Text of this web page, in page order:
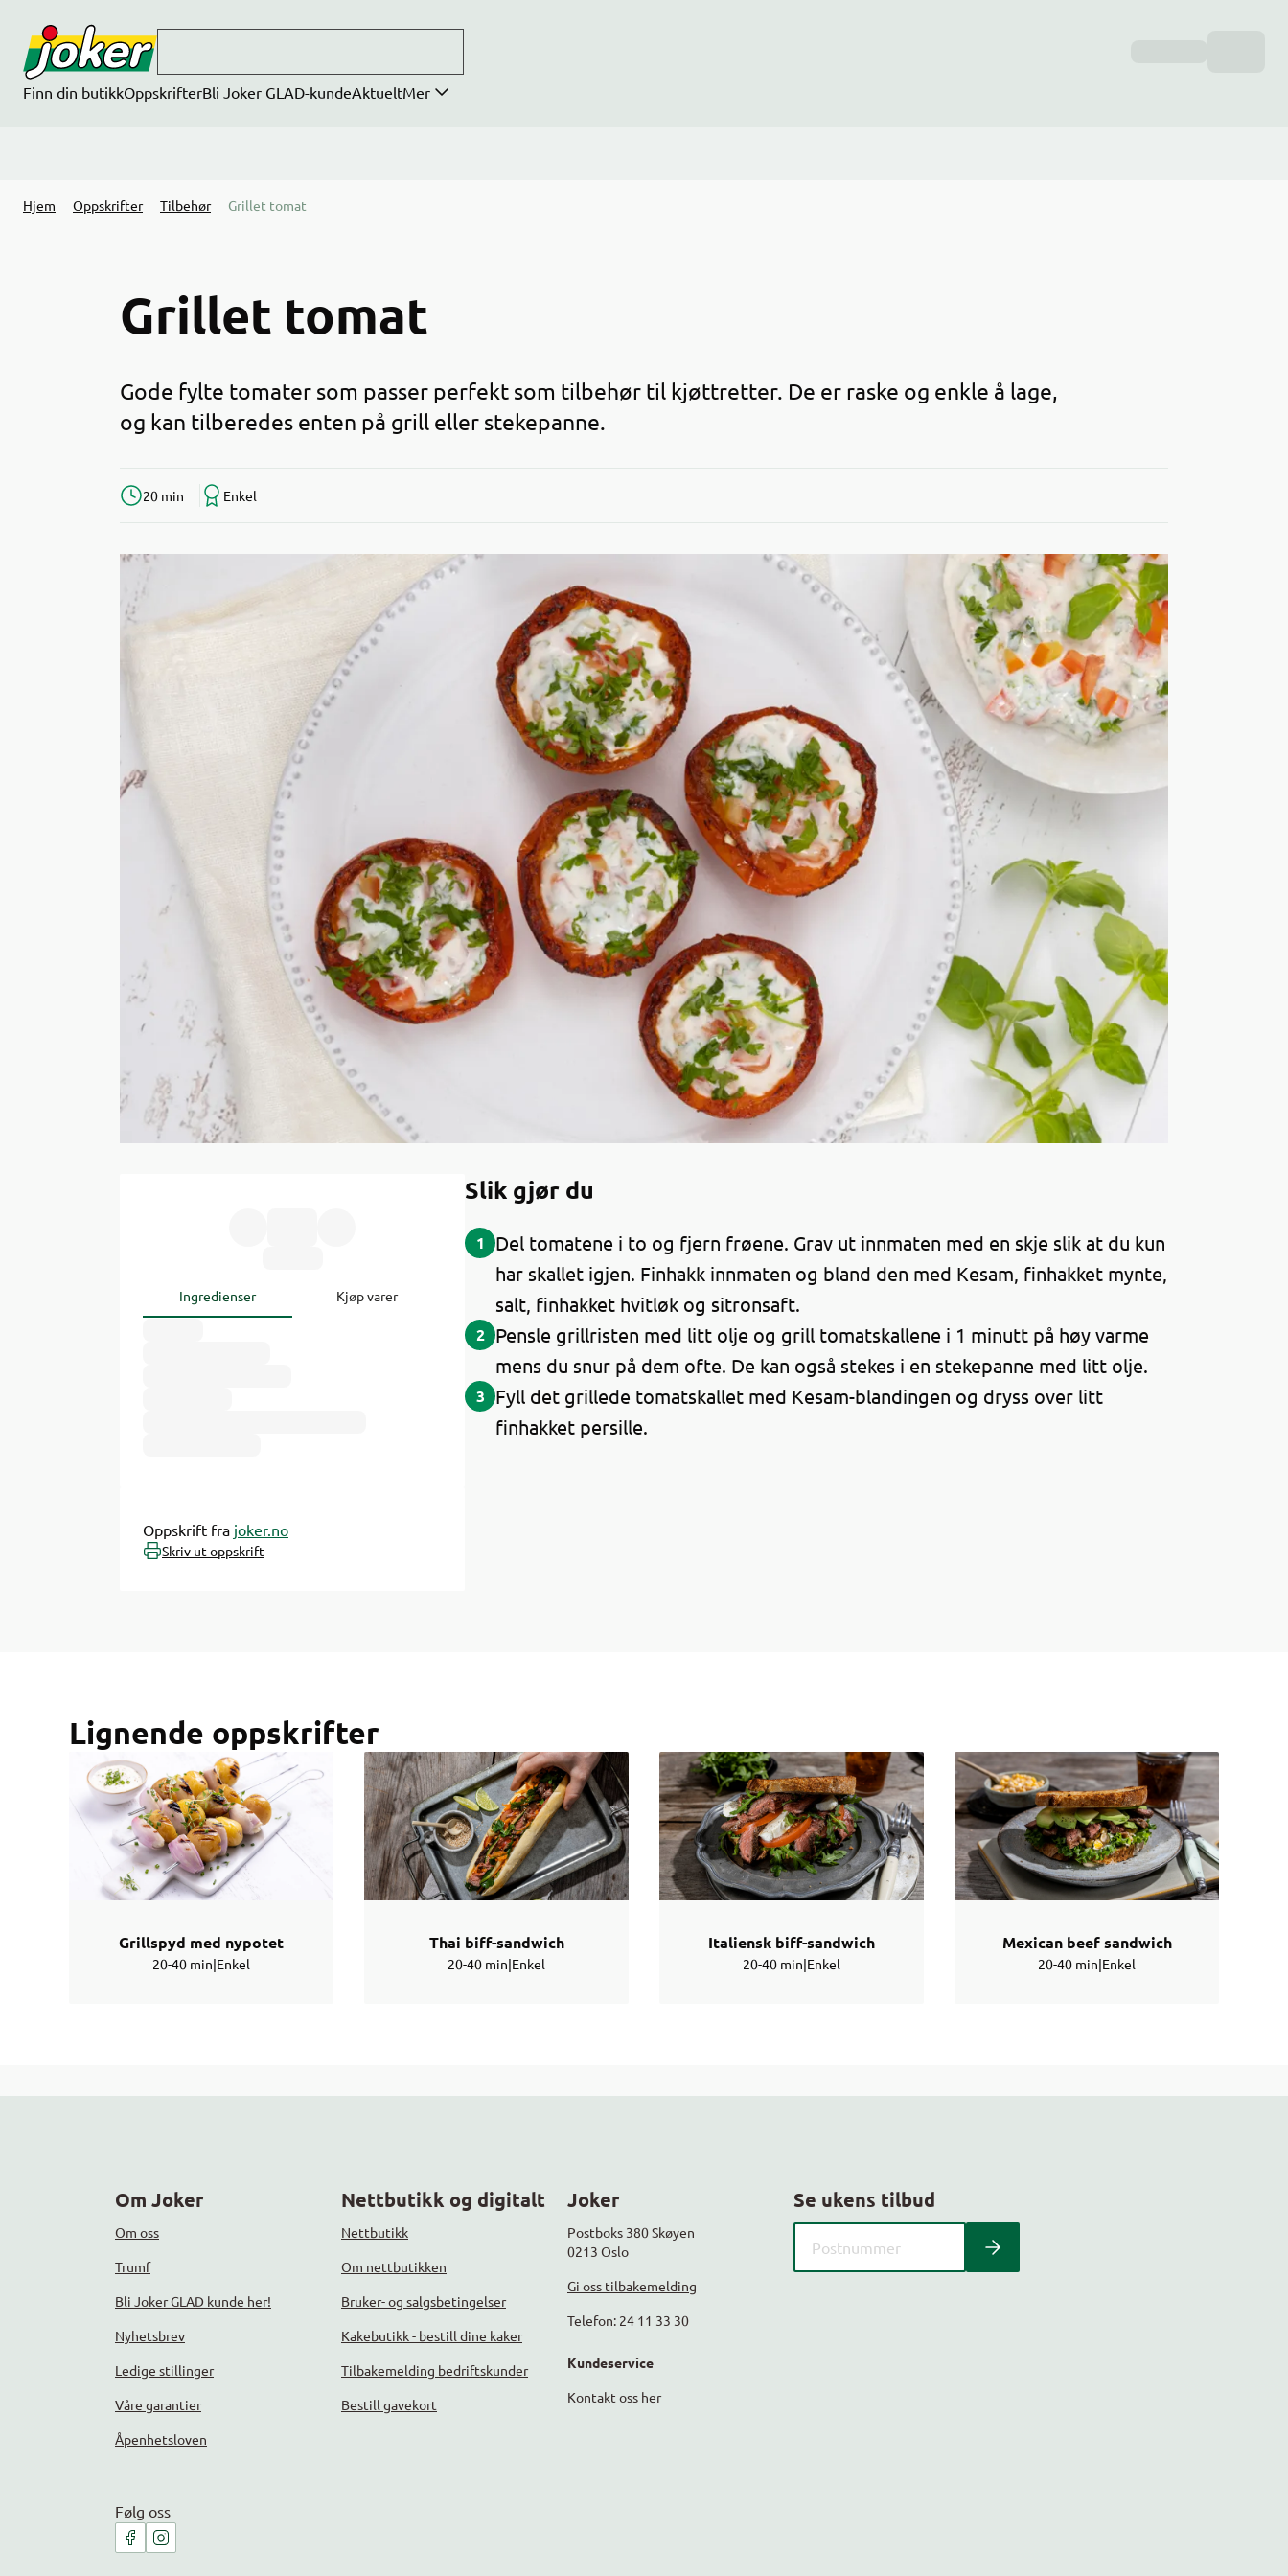
Finn din butikkOppskrifterBli Joker GLAD-kundeAktueltMer
Hjem Oppskrifter Tilbehør Grillet tomat
Grillet tomat
Gode fylte tomater som passer perfekt som tilbehør til kjøttretter. De er raske og enkle å lage,
og kan tilberedes enten på grill eller stekepanne.
20 min Enkel
Ingredienser Kjøp varer
Oppskrift fra joker.no
Skriv ut oppskrift
Slik gjør du
1
Del tomatene i to og fjern frøene. Grav ut innmaten med en skje slik at du kun
har skallet igjen. Finhakk innmaten og bland den med Kesam, finhakket mynte,
salt, finhakket hvitløk og sitronsaft.
2 Pensle grillristen med litt olje og grill tomatskallene i 1 minutt på høy varme
mens du snur på dem ofte. De kan også stekes i en stekepanne med litt olje.
3
Fyll det grillede tomatskallet med Kesam-blandingen og dryss over litt
finhakket persille.
Lignende oppskrifter
Grillspyd med nypotet
20-40 min|Enkel
Thai biff-sandwich
20-40 min|Enkel
Italiensk biff-sandwich
20-40 min|Enkel
Mexican beef sandwich
20-40 min|Enkel
Om Joker
Om oss
Trumf
Bli Joker GLAD kunde her!
Nyhetsbrev
Ledige stillinger
Våre garantier
Åpenhetsloven
Nettbutikk og digitalt
Nettbutikk
Om nettbutikken
Bruker- og salgsbetingelser
Kakebutikk - bestill dine kaker
Tilbakemelding bedriftskunder
Bestill gavekort
Joker
Postboks 380 Skøyen
0213 Oslo
Gi oss tilbakemelding
Telefon: 24 11 33 30
Kundeservice
Kontakt oss her
Se ukens tilbud
Følg oss